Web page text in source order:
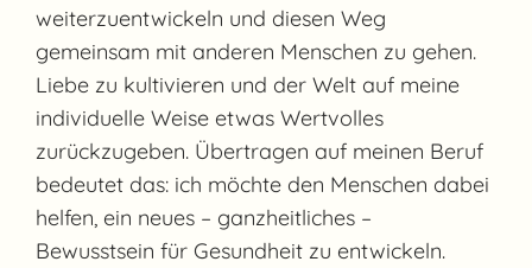
weiterzuentwickeln und diesen Weg
gemeinsam mit anderen Menschen zu gehen.
Liebe zu kultivieren und der Welt auf meine
individuelle Weise etwas Wertvolles
zurückzugeben. Übertragen auf meinen Beruf
bedeutet das: ich möchte den Menschen dabei
helfen, ein neues – ganzheitliches –
Bewusstsein für Gesundheit zu entwickeln.